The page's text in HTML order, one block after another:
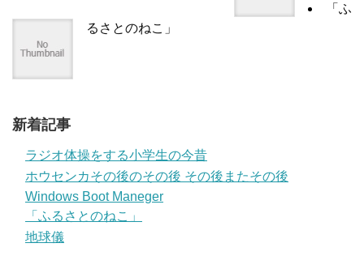
「ふ
るさとのねこ」
新着記事
ラジオ体操をする小学生の今昔
ホウセンカその後のその後 その後またその後
Windows Boot Maneger
「ふるさとのねこ」
地球儀